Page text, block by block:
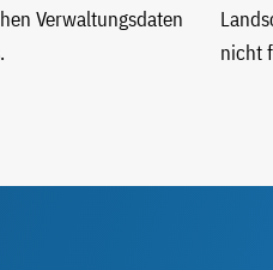
Verwaltungsdaten
nicht